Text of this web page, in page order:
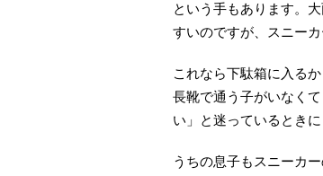
という手もあります。
すいのですが、スニー
これなら下駄箱に入る
長靴で通う子がいなく
い」と迷っているときに
うちの息子もスニーカ